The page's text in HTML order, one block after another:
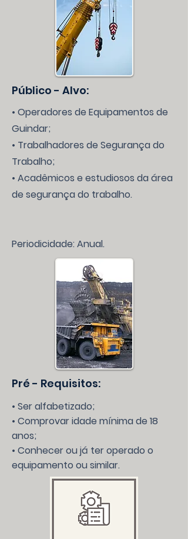
Público - Alvo:
• Operadores de Equipamentos de
Guindar;
• Trabalhadores de Segurança do
Trabalho;
• Acadêmicos e estudiosos da área
de segurança do trabalho.
Periodicidade: Anual.
Pré - Requisitos:
• Ser alfabetizado;
• Comprovar idade mínima de 18
anos;
• Conhecer ou já ter operado o
equipamento ou similar.